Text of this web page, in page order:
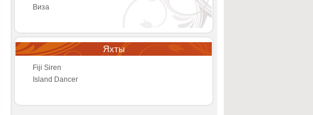
Виза
Яхты
Fiji Siren
Island Dancer